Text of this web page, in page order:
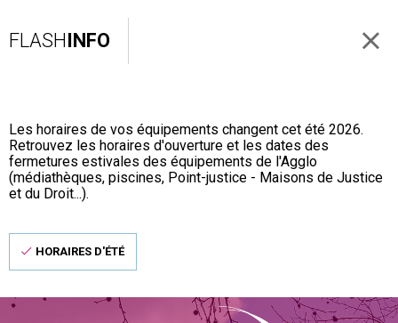
FLASHINFO
Les horaires de vos équipements changent cet été 2026.
Retrouvez les horaires d'ouverture et les dates des
fermetures estivales des équipements de l'Agglo
(médiathèques, piscines, Point-justice - Maisons de Justice
et du Droit...).
HORAIRES D'ÉTÉ